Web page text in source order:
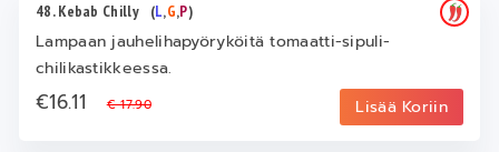
48. Kebab Chilly (L,G,P)
Lampaan jauhelihapyöryköitä tomaatti-sipuli-
chilikastikkeessa.
€16.11€ 17.90 Lisää Koriin